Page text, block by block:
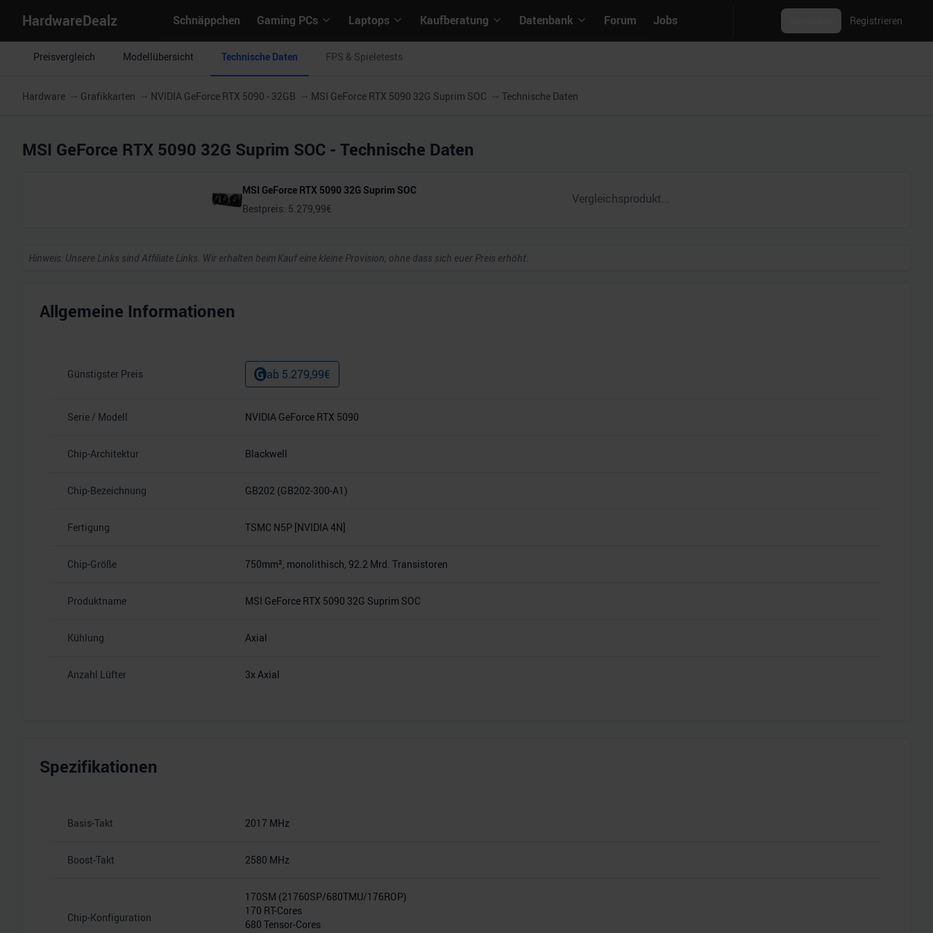
HardwareDealz Schnäppchen Gaming PCs Laptops Kaufberatung Datenbank Forum Jobs Registrieren
Preisvergleich Modellübersicht Technische Daten FPS & Spieletests
Hardware Grafikkarten NVIDIA GeForce RTX 5090 - 32GB MSI GeForce RTX 5090 32G Suprim SOC Technische Daten
MSI GeForce RTX 5090 32G Suprim SOC - Technische Daten
MSI GeForce RTX 5090 32G Suprim SOC
Bestpreis: 5.279,99€
Hinweis: Unsere Links sind Affiliate Links. Wir erhalten beim Kauf eine kleine Provision, ohne dass sich euer Preis erhöht.
Allgemeine Informationen
Günstigster Preis ab 5.279,99€
Serie / Modell NVIDIA GeForce RTX 5090
Chip-Architektur Blackwell
Chip-Bezeichnung GB202 (GB202-300-A1)
Fertigung TSMC N5P [NVIDIA 4N]
Chip-Größe 750mm², monolithisch, 92.2 Mrd. Transistoren
Produktname MSI GeForce RTX 5090 32G Suprim SOC
Kühlung Axial
Anzahl Lüfter 3x Axial
Spezifikationen
Basis-Takt 2017 MHz
Boost-Takt 2580 MHz
Chip-Konfiguration
170SM (21760SP/680TMU/176ROP)
170 RT-Cores
680 Tensor-Cores